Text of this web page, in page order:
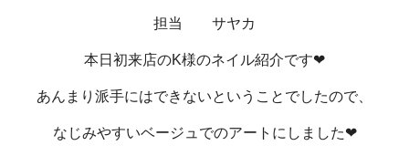
担当 サヤカ
本日初来店のK様のネイル紹介です❤
あんまり派手にはできないということでしたので、
なじみやすいベージュでのアートにしました❤